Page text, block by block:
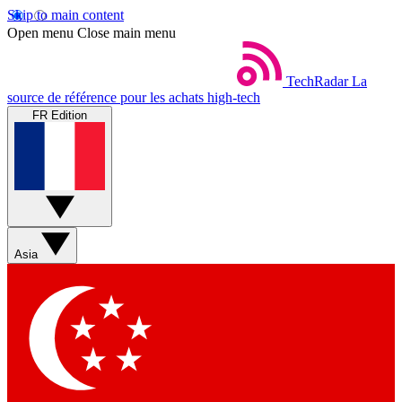
Skip to main content
Open menu Close main menu
TechRadar La
source de référence pour les achats high-tech
FR Edition
Asia